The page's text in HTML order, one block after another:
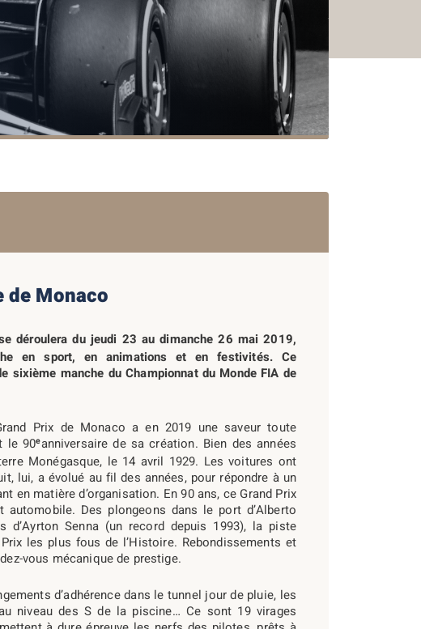
2019 2018 2017 2016
de Monaco
déroulera du jeudi 23 au dimanche 26 mai 2019,
en sport, en animations et en festivités. Ce
sixième manche du Championnat du Monde FIA de
Prix de Monaco a en 2019 une saveur toute
le 90eanniversaire de sa création. Bien des années
Monégasque, le 14 avril 1929. Les voitures ont
lui, a évolué au fil des années, pour répondre à un
en matière d’organisation. En 90 ans, ce Grand Prix
Des plongeons dans le port d’Alberto
Senna (un record depuis 1993), la piste
les plus fous de l’Histoire. Rebondissements et
vous mécanique de prestige.
d’adhérence dans le tunnel jour de pluie, les
niveau des S de la piscine… Ce sont 19 virages